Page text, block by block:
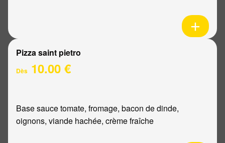
Pizza saint pietro
Dès 10.00 €
Base sauce tomate, fromage, bacon de dinde,
oignons, viande hachée, crème fraîche